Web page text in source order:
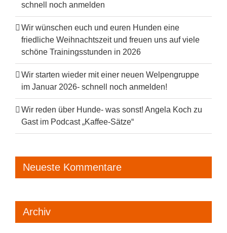
schnell noch anmelden
Wir wünschen euch und euren Hunden eine
friedliche Weihnachtszeit und freuen uns auf viele
schöne Trainingsstunden in 2026
Wir starten wieder mit einer neuen Welpengruppe
im Januar 2026- schnell noch anmelden!
Wir reden über Hunde- was sonst! Angela Koch zu
Gast im Podcast „Kaffee-Sätze“
Neueste Kommentare
Archiv